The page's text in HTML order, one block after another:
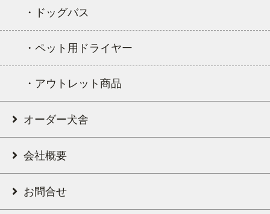
・ドッグバス
・ペット用ドライヤー
・アウトレット商品
オーダー犬舎
会社概要
お問合せ